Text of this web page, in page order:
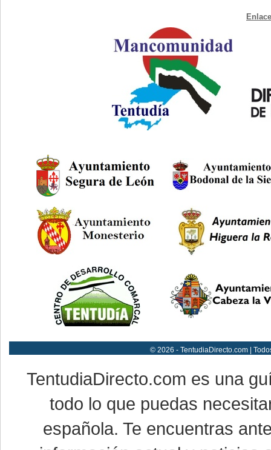
© 2026 - TentudiaDirecto.com |
TentudiaDirecto.com es una
todo lo que puedas
española. Te encuentras